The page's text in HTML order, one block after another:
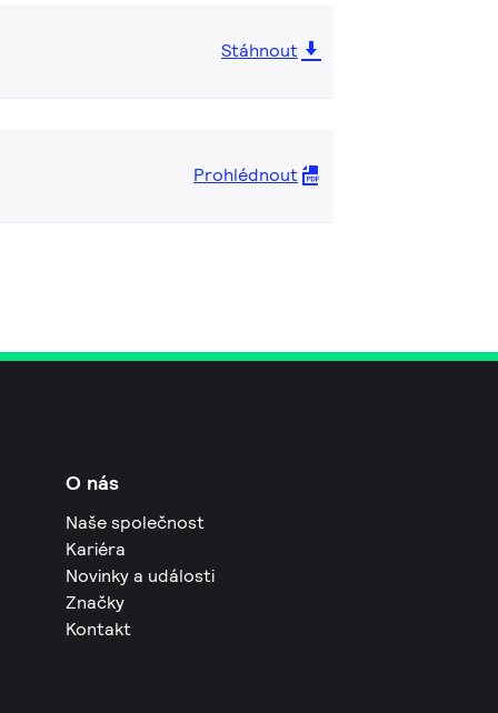
Stáhnout
Prohlédnout
O nás
Naše společnost
Kariéra
Novinky a události
Značky
Kontakt